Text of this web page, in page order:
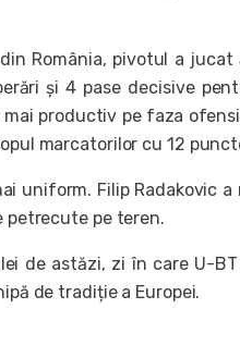
România, pivotul a jucat
și 4 pase decisive
productiv pe faza
marcatorilor cu 12
uniform. Filip Radakovic a
petrecute pe teren.
de astăzi, zi în care U-
de tradiție a Europei.